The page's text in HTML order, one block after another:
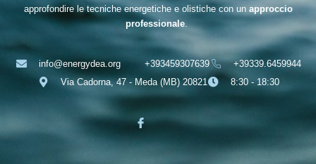
approfondire le tecniche energetiche e olistiche con un approccio
professionale.
info@energydea.org +393459307639
+39339.6459944
Via Cadorna, 47 - Meda (MB) 20821
8:30 - 18:30